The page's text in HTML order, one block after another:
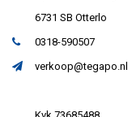
6731 SB Otterlo
0318-590507
verkoop@tegapo.nl